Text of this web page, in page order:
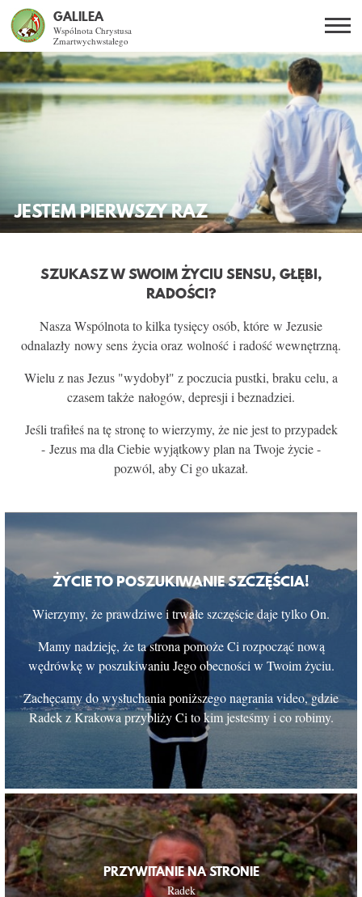
GALILEA
Wspólnota Chrystusa
Zmartwychwstałego
PL EN BG
Szukaj
CO DAJE ŻYCIE Z JEZUSEM?
SPOTKANIA OTWARTE
DLA KOGO?
WSPÓLNOTA
KURSY SE
KONTAKT
JESTEM PIERWSZY RAZ
SZUKASZ W SWOIM ŻYCIU SENSU, GŁĘBI,
RADOŚCI?
Nasza Wspólnota to kilka tysięcy osób, które w Jezusie
odnalazły nowy sens życia oraz wolność i radość wewnętrzną.
Wielu z nas Jezus "wydobył" z poczucia pustki, braku celu, a
czasem także nałogów, depresji i beznadziei.
Jeśli trafiłeś na tę stronę to wierzymy, że nie jest to przypadek
- Jezus ma dla Ciebie wyjątkowy plan na Twoje życie -
pozwól, aby Ci go ukazał.
ŻYCIE TO POSZUKIWANIE SZCZĘŚCIA!
Wierzymy, że prawdziwe i trwałe szczęście daje tylko On.
Mamy nadzieję, że ta strona pomoże Ci rozpocząć nową
wędrówkę w poszukiwaniu Jego obecności w Twoim życiu.
Zachęcamy do wysłuchania poniższego nagrania video, gdzie
Radek z Krakowa przybliży Ci to kim jesteśmy i co robimy.
PRZYWITANIE NA STRONIE
Radek